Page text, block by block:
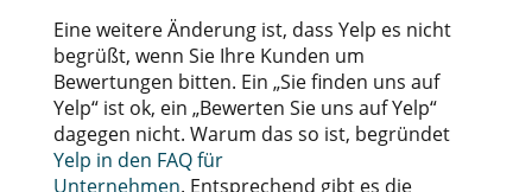
Eine weitere Änderung ist, dass Yelp es nicht
begrüßt, wenn Sie Ihre Kunden um
Bewertungen bitten. Ein „Sie finden uns auf
Yelp“ ist ok, ein „Bewerten Sie uns auf Yelp“
dagegen nicht. Warum das so ist, begründet
Yelp in den FAQ für
Unternehmen. Entsprechend gibt es die